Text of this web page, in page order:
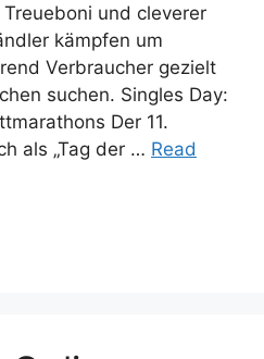
und cleverer
kämpfen um
Verbraucher gezielt
suchen. Singles Day:
Der 11.
als „Tag der … Read